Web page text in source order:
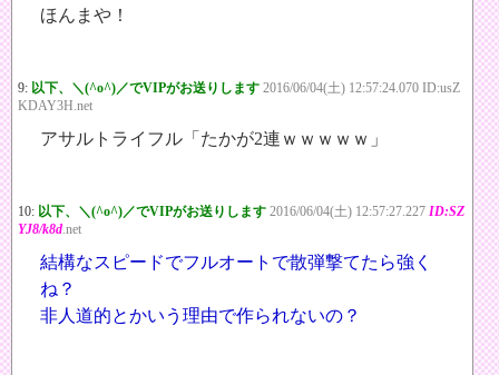
ほんまや！
9: 以下、＼(^o^)／でVIPがお送りします 2016/06/04(土) 12:57:24.070 ID:usZ
KDAY3H.net
アサルトライフル「たかが2連ｗｗｗｗｗ」
10: 以下、＼(^o^)／でVIPがお送りします 2016/06/04(土) 12:57:27.227 ID:SZ
YJ8/k8d.net
結構なスピードでフルオートで散弾撃てたら強く
ね？
非人道的とかいう理由で作られないの？